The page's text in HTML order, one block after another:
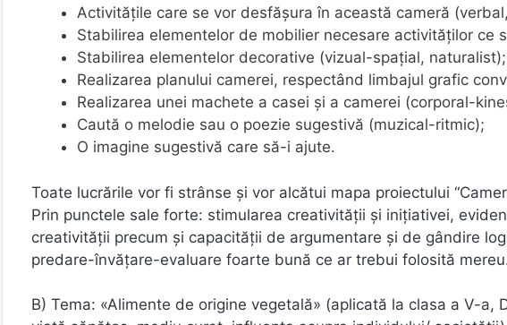
Activităţile care se vor desfăşura în această cameră
Stabilirea elementelor de mobilier necesare activităţilor ce
Stabilirea elementelor decorative (vizual-spaţial, naturalist);
Realizarea planului camerei, respectând limbajul grafic
Realizarea unei machete a casei şi a camerei (corporal-
Caută o melodie sau o poezie sugestivă (muzical-ritmic);
O imagine sugestivă care să-i ajute.
Toate lucrările vor fi strânse şi vor alcătui mapa proiectului
Prin punctele sale forte: stimularea creativităţii şi iniţiativei,
creativităţii precum şi capacităţii de argumentare şi de gândire
predare-învăţare-evaluare foarte bună ce ar trebui folosită
B) Tema: «Alimente de origine vegetală» (aplicată la clasa a V-